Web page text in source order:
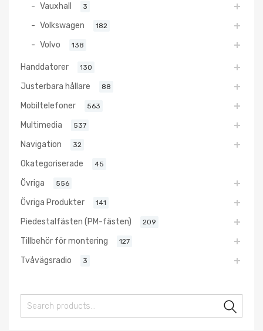
Vauxhall 3
Volkswagen 182
Volvo 138
Handdatorer 130
Justerbara hållare 88
Mobiltelefoner 563
Multimedia 537
Navigation 32
Okategoriserade 45
Övriga 556
Övriga Produkter 141
Piedestalfästen (PM-fästen) 209
Tillbehör för montering 127
Tvåvägsradio 3